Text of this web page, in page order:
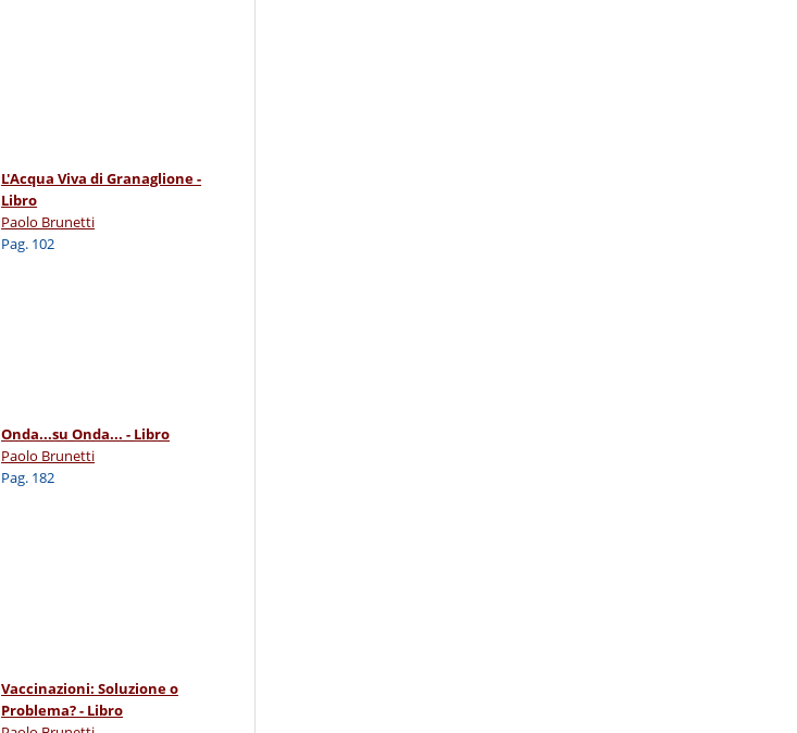
L'Acqua Viva di Granaglione -
Libro
Paolo Brunetti
Pag. 102
Onda...su Onda... - Libro
Paolo Brunetti
Pag. 182
Vaccinazioni: Soluzione o
Problema? - Libro